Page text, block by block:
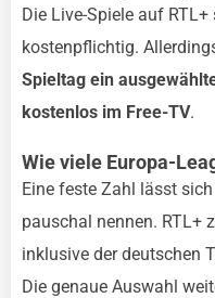
Die Live-Spiele auf
kostenpflichtig.
Spieltag ein
kostenlos im Free-TV.
Wie viele Europa-
Eine feste Zahl lässt
pauschal nennen. RTL+
inklusive der deutschen
Die genaue Auswahl